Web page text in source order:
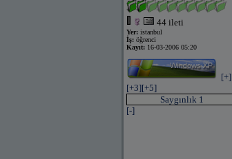
44 ileti
Yer: istanbul
İş: öğrenci
Kayıt: 16-03-2006 05:20
[+]
[+3][+5]
Saygınlık 1
[-]